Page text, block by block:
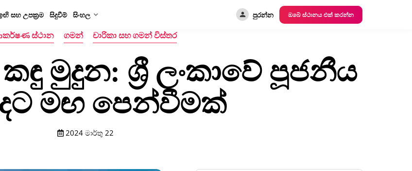
සහ උපක්‍රම සිදුවීම් සිංහල පුරන්න ඔබේ ස්ථානය එක් කරන්න
ස්ථාන ගමන් චාරිකා සහ ගමන් විස්තර
කඳු මුදුන: ශ්‍රී ලංකාවේ පූජනීය
මඟ පෙන්වීමක්
2024 මාර්තු 22